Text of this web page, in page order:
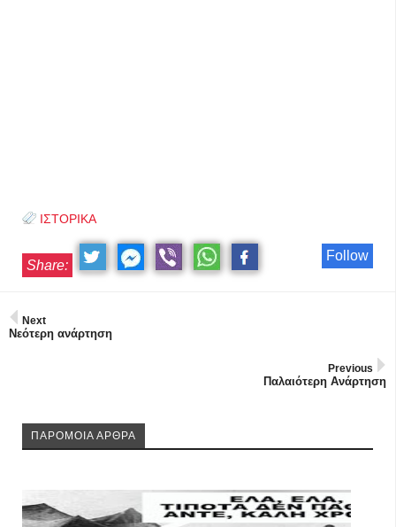
ΙΣΤΟΡΙΚΑ
Follow
Share:
Next
Νεότερη ανάρτηση
Previous
Παλαιότερη Ανάρτηση
ΠΑΡΟΜΟΙΑ ΑΡΘΡΑ